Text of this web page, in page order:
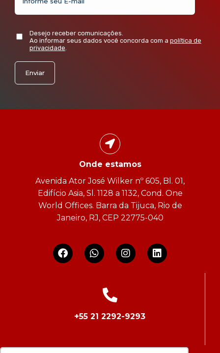
Desejo receber comunicações.
Ao informar seus dados você concorda com a política de
privacidade.
Onde estamos
Avenida Ator José Wilker nº 605, Bl. 01,
Edifício Asia, Sl. 1128 a 1132, Cond. One
World Offices. Barra da Tijuca, Rio de
Janeiro, RJ, CEP 22775-040
+55 21 2292-9293